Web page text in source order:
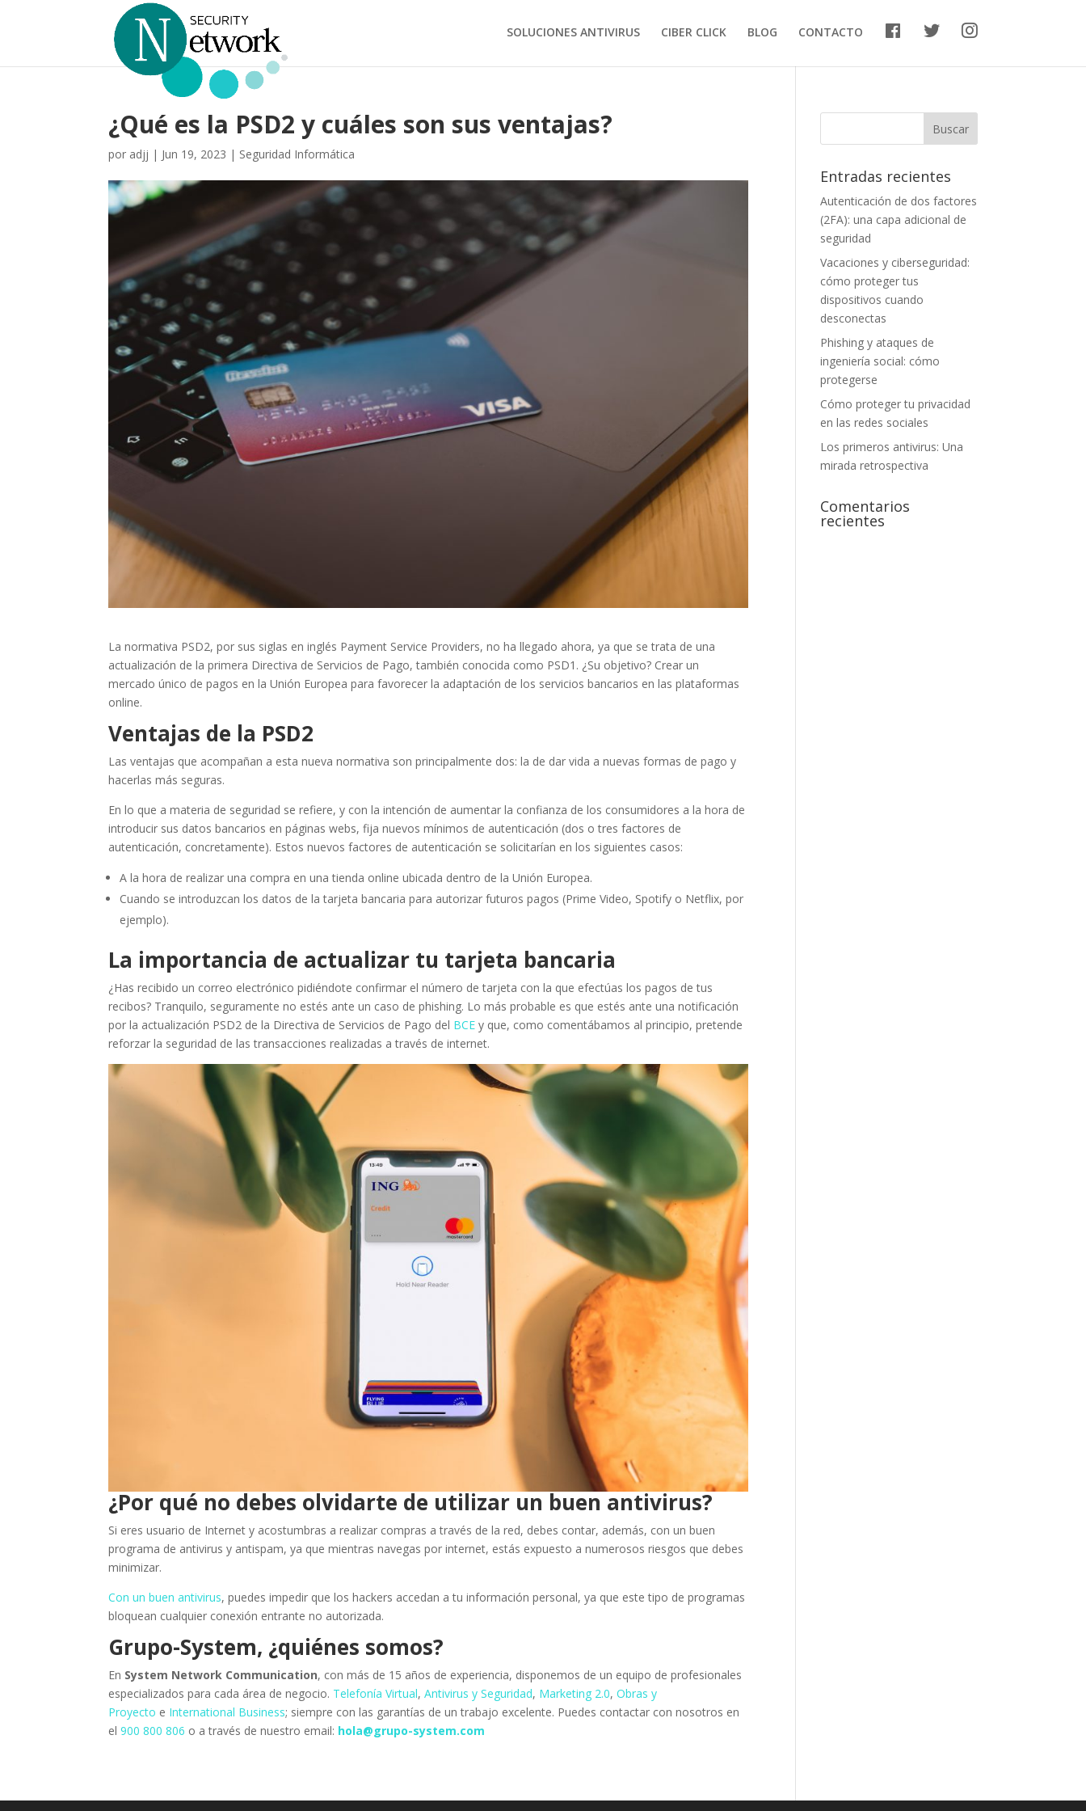
SOLUCIONES ANTIVIRUS CIBER CLICK BLOG CONTACTO
e
k
T
t
I
n
t
a
¿Qué es la PSD2 y cuáles son sus ventajas?
por adjj | Jun 19, 2023 | Seguridad Informática
La normativa PSD2, por sus siglas en inglés Payment Service Providers, no ha llegado ahora, ya que se trata de una
actualización de la primera Directiva de Servicios de Pago, también conocida como PSD1. ¿Su objetivo? Crear un
mercado único de pagos en la Unión Europea para favorecer la adaptación de los servicios bancarios en las plataformas
online.
Ventajas de la PSD2
Las ventajas que acompañan a esta nueva normativa son principalmente dos: la de dar vida a nuevas formas de pago y
hacerlas más seguras.
En lo que a materia de seguridad se refiere, y con la intención de aumentar la confianza de los consumidores a la hora de
introducir sus datos bancarios en páginas webs, fija nuevos mínimos de autenticación (dos o tres factores de
autenticación, concretamente). Estos nuevos factores de autenticación se solicitarían en los siguientes casos:
A la hora de realizar una compra en una tienda online ubicada dentro de la Unión Europea.
Cuando se introduzcan los datos de la tarjeta bancaria para autorizar futuros pagos (Prime Video, Spotify o Netflix, por
ejemplo).
La importancia de actualizar tu tarjeta bancaria
¿Has recibido un correo electrónico pidiéndote confirmar el número de tarjeta con la que efectúas los pagos de tus
recibos? Tranquilo, seguramente no estés ante un caso de phishing. Lo más probable es que estés ante una notificación
por la actualización PSD2 de la Directiva de Servicios de Pago del BCE y que, como comentábamos al principio, pretende
reforzar la seguridad de las transacciones realizadas a través de internet.
¿Por qué no debes olvidarte de utilizar un buen antivirus?
Si eres usuario de Internet y acostumbras a realizar compras a través de la red, debes contar, además, con un buen
programa de antivirus y antispam, ya que mientras navegas por internet, estás expuesto a numerosos riesgos que debes
minimizar.
Con un buen antivirus, puedes impedir que los hackers accedan a tu información personal, ya que este tipo de programas
bloquean cualquier conexión entrante no autorizada.
Grupo-System, ¿quiénes somos?
En System Network Communication, con más de 15 años de experiencia, disponemos de un equipo de profesionales
especializados para cada área de negocio. Telefonía Virtual,Antivirus y Seguridad, Marketing 2.0,Obras y
Proyecto e International Business; siempre con las garantías de un trabajo excelente. Puedes contactar con nosotros en
el900 800 806 o a través de nuestro email: hola@grupo-system.com
Entradas recientes
Autenticación de dos factores
(2FA): una capa adicional de
seguridad
Vacaciones y ciberseguridad:
cómo proteger tus
dispositivos cuando
desconectas
Phishing y ataques de
ingeniería social: cómo
protegerse
Cómo proteger tu privacidad
en las redes sociales
Los primeros antivirus: Una
mirada retrospectiva
Comentarios
recientes